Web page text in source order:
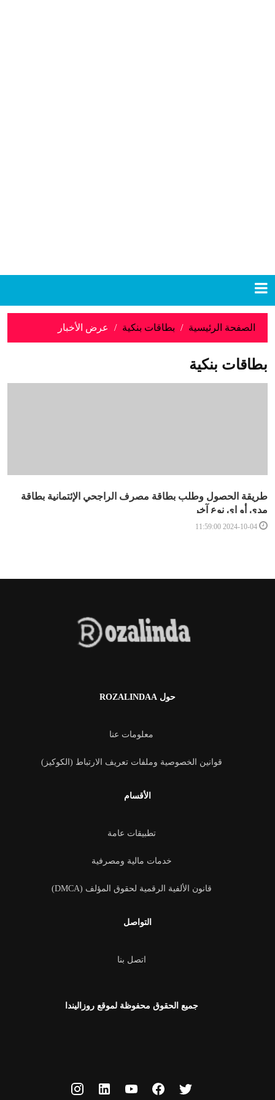
الصفحة الرئيسية بطاقات بنكية عرض الأخبار
بطاقات بنكية
طريقة الحصول وطلب بطاقة مصرف الراجحي الإئتمانية بطاقة
مدى أو اي نوع آخر
حول ROZALINDAA
معلومات عنا
قوانين الخصوصية وملفات تعريف الارتباط (الكوكيز)
الأقسام
تطبيقات عامة
خدمات مالية ومصرفية
قانون الألفية الرقمية لحقوق المؤلف (DMCA)
التواصل
اتصل بنا
جميع الحقوق محفوظة لموقع روزاليندا